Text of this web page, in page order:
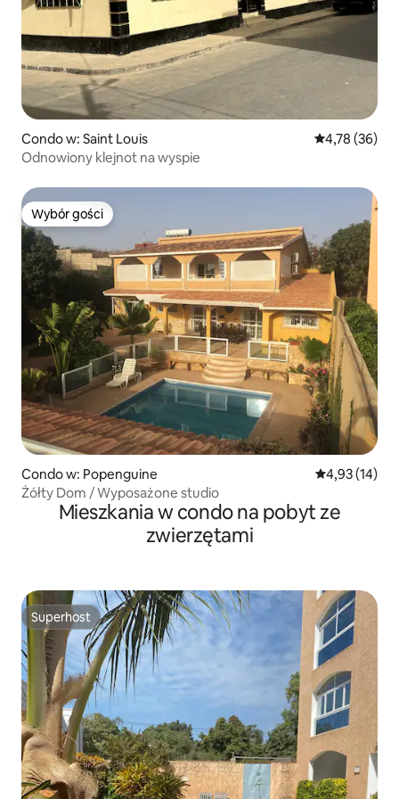
Condo w: Saint Louis Średnia
4,78 (36)
Odnowiony klejnot na wyspie
Wybór gości
Wybór gości
Condo w: Popenguine Średnia
4,93 (14)
Żółty Dom / Wyposażone studio
Mieszkania w condo na pobyt ze
zwierzętami
Superhost
Superhost